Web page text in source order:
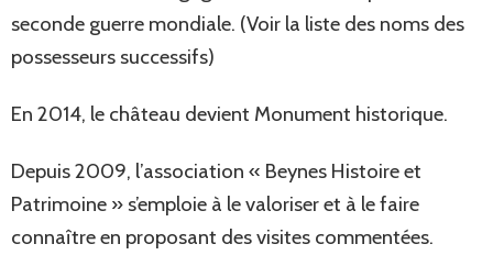
seconde guerre mondiale. (Voir la liste des noms des
possesseurs successifs)
En 2014, le château devient Monument historique.
Depuis 2009, l’association « Beynes Histoire et
Patrimoine » s’emploie à le valoriser et à le faire
connaître en proposant des visites commentées.